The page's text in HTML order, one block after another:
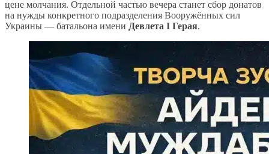
цене молчания. Отдельной частью вечера станет сбор донатов
на нужды конкретного подразделения Вооружённых сил
Украины — батальона имени Девлета I Герая.